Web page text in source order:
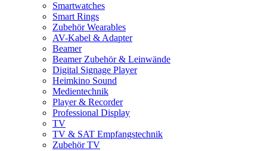
Smartwatches
Smart Rings
Zubehör Wearables
AV-Kabel & Adapter
Beamer
Beamer Zubehör & Leinwände
Digital Signage Player
Heimkino Sound
Medientechnik
Player & Recorder
Professional Display
TV
TV & SAT Empfangstechnik
Zubehör TV